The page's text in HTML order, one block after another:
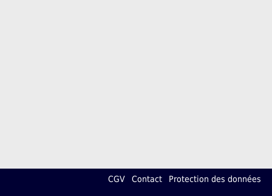
CGV Contact Protection des données